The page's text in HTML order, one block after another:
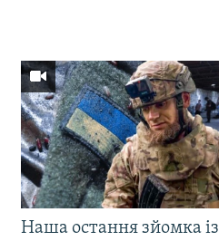
Наша остання зйомка із